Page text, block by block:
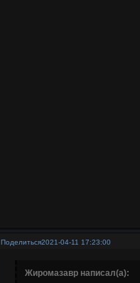
Поделиться2021-04-11 17:23:00
Жиромазавр написал(а):